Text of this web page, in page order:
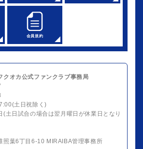
会員規約
クオカ公式ファンクラブ事務局
土日祝除く)
(土日試合の場合は翌月曜日が休業日となり
照葉6丁目6-10 MIRAIBA管理事務所